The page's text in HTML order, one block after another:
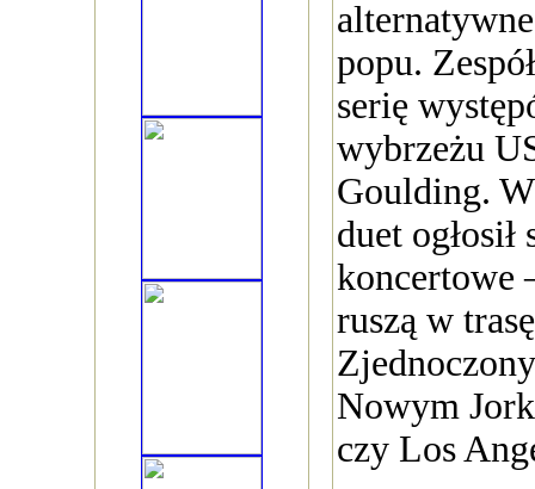
popu.
serię
wybrzeżu
Goulding.
duet
koncertowe
ruszą w
Nowym
czy Los